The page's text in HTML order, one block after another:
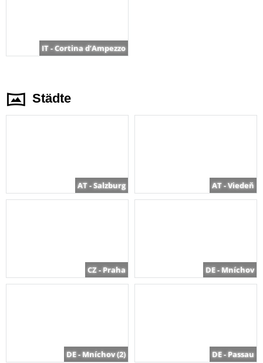
IT - Cortina d’Ampezzo
Städte
AT - Salzburg AT - Viedeň
CZ - Praha DE - Mníchov
DE - Mníchov (2) DE - Passau